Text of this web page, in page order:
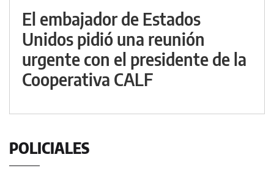
El embajador de Estados
Unidos pidió una reunión
urgente con el presidente de la
Cooperativa CALF
POLICIALES